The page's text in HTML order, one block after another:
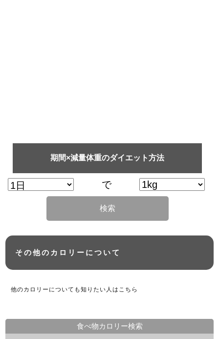
期間×減量体重のダイエット方法
で
検索
その他のカロリーについて
他のカロリーについても知りたい人はこちら
食べ物カロリー検索